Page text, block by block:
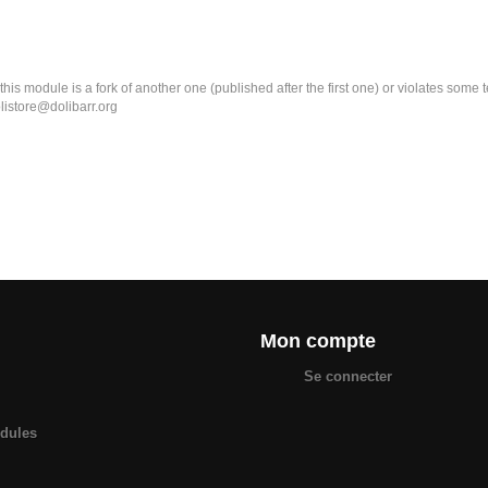
module is a fork of another one (published after the first one) or violates
Mon compte
Se connecter